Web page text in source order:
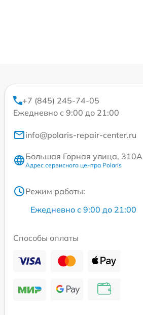
+7 (845) 245-74-05
Ежедневно с 9:00 до 21:00
info@polaris-repair-center.ru
Большая Горная улица, 310А
Адрес сервисного центра Polaris
Режим работы:
Ежедневно с 9:00 до 21:00
Способы оплаты